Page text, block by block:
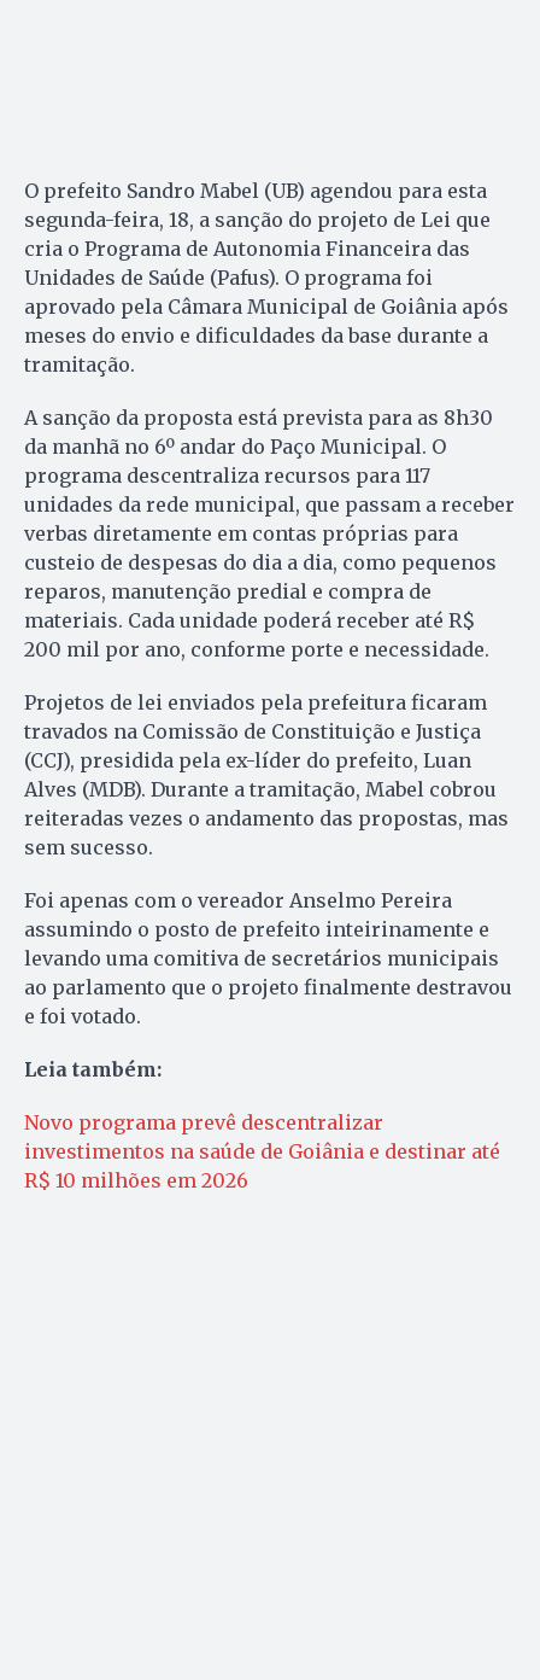
O prefeito Sandro Mabel (UB) agendou para esta
segunda-feira, 18, a sanção do projeto de Lei que
cria o Programa de Autonomia Financeira das
Unidades de Saúde (Pafus). O programa foi
aprovado pela Câmara Municipal de Goiânia após
meses do envio e dificuldades da base durante a
tramitação.
A sanção da proposta está prevista para as 8h30
da manhã no 6º andar do Paço Municipal. O
programa descentraliza recursos para 117
unidades da rede municipal, que passam a receber
verbas diretamente em contas próprias para
custeio de despesas do dia a dia, como pequenos
reparos, manutenção predial e compra de
materiais. Cada unidade poderá receber até R$
200 mil por ano, conforme porte e necessidade.
Projetos de lei enviados pela prefeitura ficaram
travados na Comissão de Constituição e Justiça
(CCJ), presidida pela ex-líder do prefeito, Luan
Alves (MDB). Durante a tramitação, Mabel cobrou
reiteradas vezes o andamento das propostas, mas
sem sucesso.
Foi apenas com o vereador Anselmo Pereira
assumindo o posto de prefeito inteirinamente e
levando uma comitiva de secretários municipais
ao parlamento que o projeto finalmente destravou
e foi votado.
Leia também:
Novo programa prevê descentralizar
investimentos na saúde de Goiânia e destinar até
R$ 10 milhões em 2026